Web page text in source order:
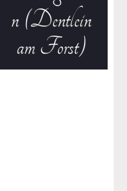
n (Dentlein
am Forst)